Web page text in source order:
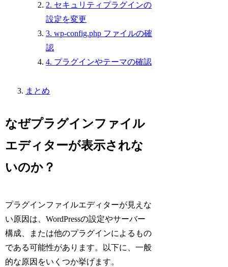
2. セキュリティプラグインの
設定を変更
3. wp-config.php ファイルの確
認
4. プラグインやテーマの確認
まとめ
なぜプラグインファイル
エディターが表示されな
いのか？
プラグインファイルエディターが見えな
い原因は、WordPressの設定やサーバー
構成、または他のプラグインによるもの
である可能性があります。以下に、一般
的な原因をいくつか挙げます。